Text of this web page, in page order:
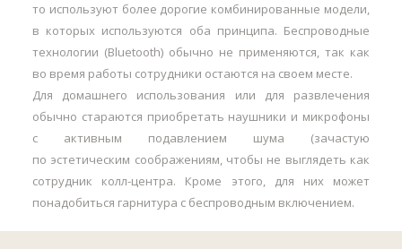
то используют более дорогие комбинированные модели,
в которых используются оба принципа. Беспроводные
технологии (Bluetooth) обычно не применяются, так как
во время работы сотрудники остаются на своем месте.
Для домашнего использования или для развлечения
обычно стараются приобретать наушники и микрофоны
с активным подавлением шума (зачастую
по эстетическим соображениям, чтобы не выглядеть как
сотрудник колл-центра. Кроме этого, для них может
понадобиться гарнитура с беспроводным включением.